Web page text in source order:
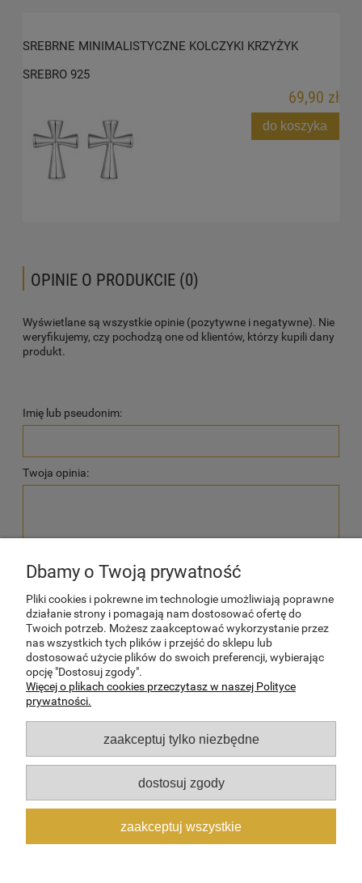
SREBRNE MINIMALISTYCZNE KOLCZYKI KRZYŻYK
SREBRO 925
69,90 zł
do koszyka
OPINIE O PRODUKCIE (0)
Wyświetlane są wszystkie opinie (pozytywne i negatywne). Nie
weryfikujemy, czy pochodzą one od klientów, którzy kupili dany
produkt.
Imię lub pseudonim:
Twoja opinia:
PŁATNOŚCI I DOSTAWA
INFORMACJE
O NAS
Dbamy o Twoją prywatność
Pliki cookies i pokrewne im technologie umożliwiają poprawne
działanie strony i pomagają nam dostosować ofertę do
Twoich potrzeb. Możesz zaakceptować wykorzystanie przez
nas wszystkich tych plików i przejść do sklepu lub
dostosować użycie plików do swoich preferencji, wybierając
opcję "Dostosuj zgody".
Więcej o plikach cookies przeczytasz w naszej Polityce
prywatności.
zaakceptuj tylko niezbędne
dostosuj zgody
zaakceptuj wszystkie